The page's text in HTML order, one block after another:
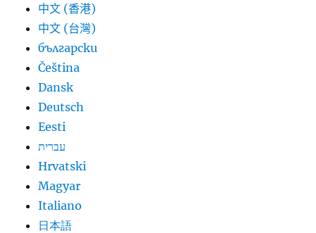
中文 (香港)
中文 (台灣)
български
Čeština
Dansk
Deutsch
Eesti
עברית
Hrvatski
Magyar
Italiano
日本語